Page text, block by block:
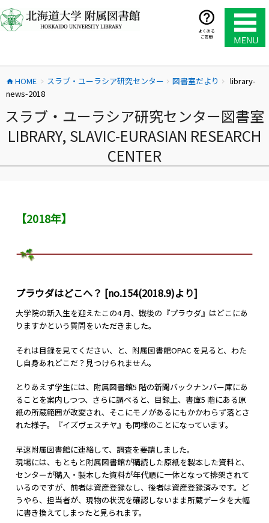
ン
テ
ス
キ
プ
よくある
ご質問
home HOME chevron_right スラブ・ユーラシア研究センター chevron_right 図書室だより chevron_right
library-
news-2018
スラブ・ユーラシア研究センター図書室
LIBRARY, SLAVIC-EURASIAN RESEARCH
CENTER
【2018年】
プラウダはどこへ？ [no.154(2018.9)より]
大学院の新入生を迎えたこの4 月、戦後の『プラウダ』はどこにあ
りますかという質問をいただきました。
それは目録を見てください、と、附属図書館OPAC を見ると、わた
し自身あれどこだ？見つけられません。
とりあえず学生には、附属図書館5 階の新聞バックナンバー庫にあ
ることを案内しつつ、さらに調べると、目録上、書庫5 階にある原
紙の所蔵範囲が改変され、そこにモノがあるにもかかわらず落とさ
れた様子。『イズヴェスチヤ』も同様のことになっています。
早速附属図書館に連絡して、調査を要請しました。
現場には、もともと附属図書館が購読した原紙を製本した資料と、
センターが購入・製本した資料が年代順に一体となって排架されて
いるのですが、前者は資産登録なし、後者は資産登録済みです。ど
うやら、担当者が、現物の状況を確認しないまま所蔵データを大幅
に書き換えてしまったと見られます。